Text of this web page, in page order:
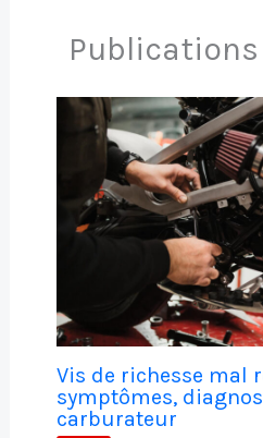
Vis de richesse mal
symptômes,
carburateur